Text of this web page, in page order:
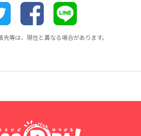
先等は、現在と異なる場合があります。